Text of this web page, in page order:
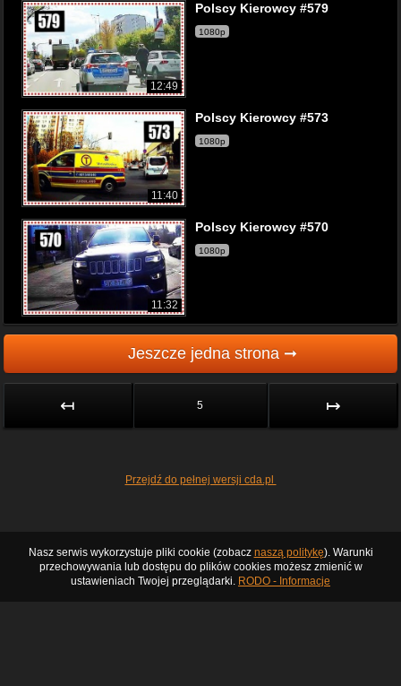
12:49
Polscy Kierowcy #579
1080p
11:40
Polscy Kierowcy #573
1080p
11:32
Polscy Kierowcy #570
1080p
Jeszcze jedna strona ➞
↤ 5 ↦
Przejdź do pełnej wersji cda.pl
Nasz serwis wykorzystuje pliki cookie (zobacz naszą politykę). Warunki
przechowywania lub dostępu do plików cookies możesz zmienić w
ustawieniach Twojej przeglądarki. RODO - Informacje